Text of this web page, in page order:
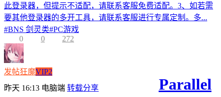
此登录器，但提示不适配，请联系客服免费适配。3、如若需
要其他登录器的多开工具，请联系客服进行专属定制。多...
#BNS 剑灵类#PC游戏
0
0 272
发帖狂魔VIP2
昨天 16:13 电脑端 转载分享
Parallel